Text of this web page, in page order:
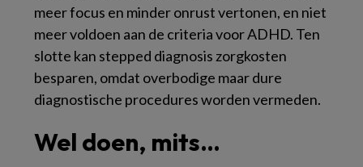
meer focus en minder onrust vertonen, en niet
meer voldoen aan de criteria voor ADHD. Ten
slotte kan stepped diagnosis zorgkosten
besparen, omdat overbodige maar dure
diagnostische procedures worden vermeden.
Wel doen, mits…